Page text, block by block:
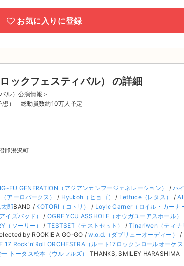
お気に入りに登録
ックフェスティバル） の詳細
ル）公演情報＞
想） 総動員数約10万人予定
郡湯沢町
FU GENERATION（アジアンカンフージェネレーション） /ハ
アーロパークス） / Hyukoh（ヒョゴ） / Lettuce（レタス） /
郎BAND / KOTORI（コトリ） / Loyle Carner（ロイル・カーナ
イズバッド） / OGRE YOU ASSHOLE（オウガユーアスホール）
（ソーリー） / TESTSET（テストセット） /Tinariwen（ティナ
by ROOKIE A GO-GO /w.o.d.（ダブリューオーディー） /
17 Rock'n'Roll ORCHESTRA（ルート17ロックンロールオーケス
一 トータス松本（ウルフルズ） THANKS, SMILEY HARASHIMA